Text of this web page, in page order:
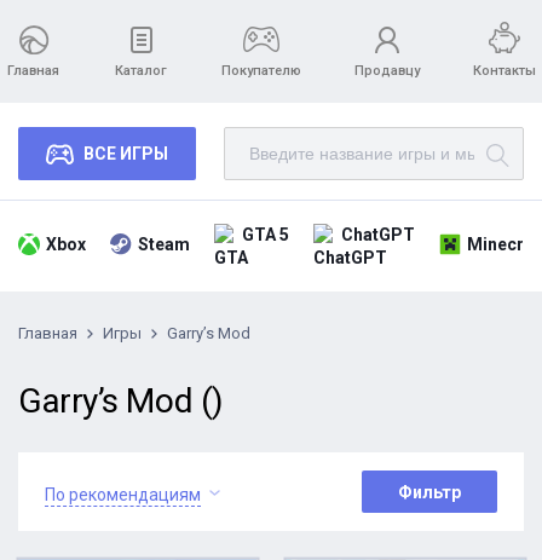
Главная Каталог Покупателю Продавцу Контакты
ВСЕ ИГРЫ
Xbox Steam GTA 5 ChatGPT
Главная Игры Garry’s Mod
Garry’s Mod ()
По рекомендациям Фильтр